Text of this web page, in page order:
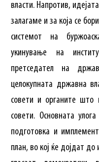
власти. Напротив,
залагаме и за која се
системот на
укинување на
претседател на
целокупната државна
совети и органите што
совети. Основната
подготовка и
план, во кој ќе дојдат